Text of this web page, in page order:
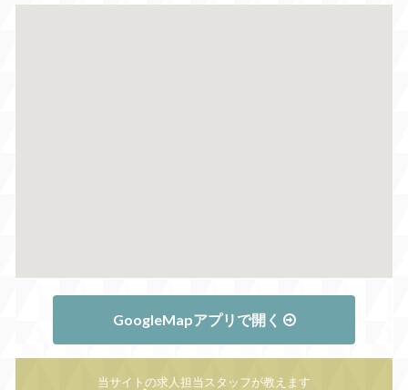
GoogleMapアプリで開く
当サイトの求人担当スタッフが教えます